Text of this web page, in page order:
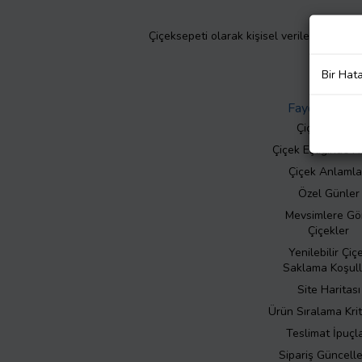
Çiçeksepeti olarak kişisel verilerinizin
Faydalı Bilgiler
Çiçek Bakımı
Çiçek Eşliğinde
Çiçek
Özel Günler
Mevsimlere
Çiçekler
Yenilebilir
Saklama
Site Haritası
Ürün Sıralama
Teslimat
Sipariş
Bir